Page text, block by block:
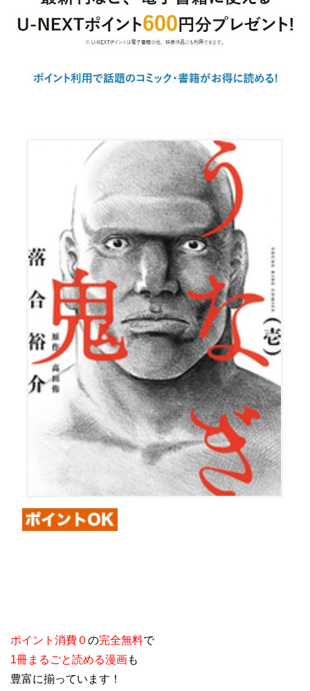
ポイント消費０の完全無料で
1冊まるごと読める漫画も
豊富に揃っています！